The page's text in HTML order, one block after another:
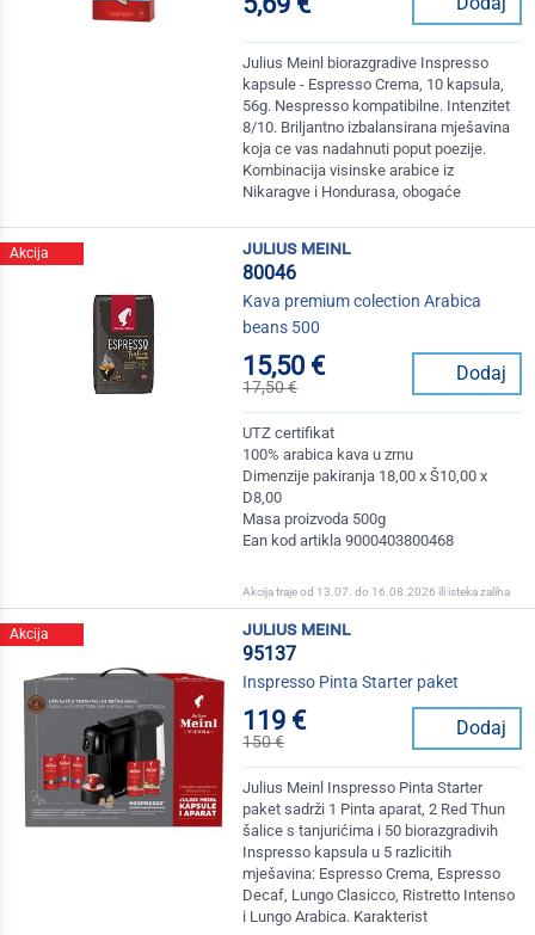
Julius Meinl biorazgradive Inspresso
kapsule - Espresso Crema, 10 kapsula,
56g. Nespresso kompatibilne. Intenzitet
8/10. Briljantno izbalansirana mješavina
koja ce vas nadahnuti poput poezije.
Kombinacija visinske arabice iz
Nikaragve i Hondurasa, obogaće
Akcija
julius meinl
80046
Kava premium colection Arabica
beans 500
15,50 €
17,50 €
Dodaj
UTZ certifikat
100% arabica kava u zrnu
Dimenzije pakiranja 18,00 x Š10,00 x
D8,00
Masa proizvoda 500g
Ean kod artikla 9000403800468
Akcija traje od 13.07. do 16.08.2026 ili isteka zaliha
Akcija
julius meinl
95137
Inspresso Pinta Starter paket
119 €
150 €
Dodaj
Julius Meinl Inspresso Pinta Starter
paket sadrži 1 Pinta aparat, 2 Red Thun
šalice s tanjurićima i 50 biorazgradivih
Inspresso kapsula u 5 razlicitih
mješavina: Espresso Crema, Espresso
Decaf, Lungo Clasicco, Ristretto Intenso
i Lungo Arabica. Karakterist